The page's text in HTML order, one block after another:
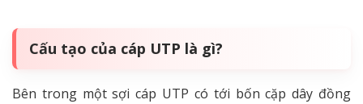
Cấu tạo của cáp UTP là gì?
Bên trong một sợi cáp UTP có tới bốn cặp dây đồng